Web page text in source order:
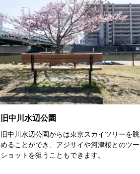
旧中川水辺公園
旧中川水辺公園からは東京スカイツリーを眺
めることができ、アジサイや河津桜とのツー
ショットを狙うこともできます。